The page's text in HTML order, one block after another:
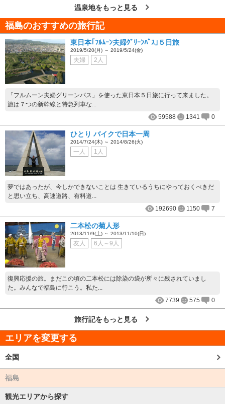
温泉地をもっと見る
福島のおすすめの旅行記
東日本｢ﾌﾙﾑｰﾝ夫婦ｸﾞﾘｰﾝﾊﾟｽ｣５日旅
2019/5/20(月) ～ 2019/5/24(金)
夫婦 2人
「フルムーン夫婦グリーンパス」を使った東日本５日旅に行って来ました。
旅は７つの新幹線と特急列車な...
59588
1341 0
ひとり バイクで日本一周
2014/7/24(木) ～ 2014/8/26(火)
一人 1人
夢ではあったが、今しかできないことは 生きているうちにやっておくべきだ
と思い立ち、高速道路、有料道...
192690
1150 7
二本松の菊人形
2013/11/9(土) ～ 2013/11/10(日)
友人 6人～9人
復興応援の旅。まだこの頃の二本松には除染の袋が所々に残されていまし
た。みんなで福島に行こう。私た...
7739
575 0
旅行記をもっと見る
エリアを変更する
全国
福島
観光エリアから探す